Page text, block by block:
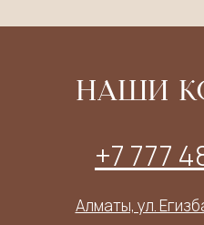
НАШИ
+7 777
Алматы, ул.